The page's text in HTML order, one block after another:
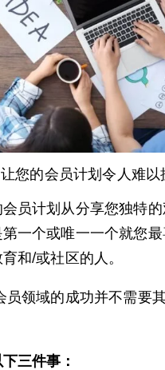
您的会员计划令人难以
员计划从分享您独特
一个或唯一一个就您
和/或社区的人。
员领域的成功并不需要
三件事：